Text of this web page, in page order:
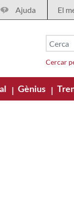
Ajuda El
Cercar
| Gènius |